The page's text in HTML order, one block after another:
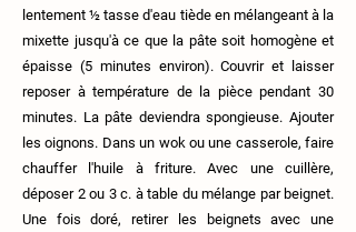
lentement ½ tasse d'eau tiède en mélangeant à la
mixette jusqu'à ce que la pâte soit homogène et
épaisse (5 minutes environ). Couvrir et laisser
reposer à température de la pièce pendant 30
minutes. La pâte deviendra spongieuse. Ajouter
les oignons. Dans un wok ou une casserole, faire
chauffer l'huile à friture. Avec une cuillère,
déposer 2 ou 3 c. à table du mélange par beignet.
Une fois doré, retirer les beignets avec une